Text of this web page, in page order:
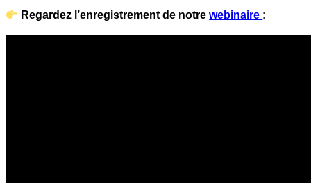
Regardez l’enregistrement de notrewebinaire :